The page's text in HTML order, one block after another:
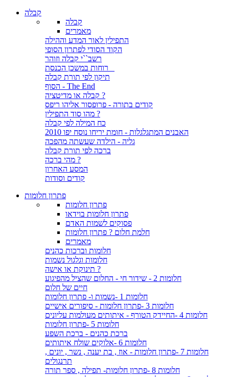
קבלה
קבלה
מאמרים
התפילין לאור המדע וההילה
הקוד הסודי לפתרון הסופי
רשב``י קבלה וזוהר
תיקון לפי תורת קבלה
הסוף - The End
קבלה או מדיטציה ?
קודים בתורה - פרופסור אליהו ריפס
מהו סוד התפילין ?
כח המילה לפי קבלה
האבנים המתגלגלות - חומת יריחו נוסח יפו 2010
גליה - הילדה שעשתה מהפכה
ברכה לפי תורת קבלה
מהי ברכה ?
המסע האחרון
קודים וסודות
פתרון חלומות
פתרון חלומות
פתרון חלומות בוידאו
פסוקים לשמות האדם
חלמת חלום ? פתרון חלומות
מאמרים
חלומות וברכות כהנים
חלומות וגלגול נשמות
תינוקת או אישה ?
חלומות 2 - שידור חי - החלום שהציל מהפיגוע
חיים של חלום
חלומות 1 -נשמות ו- פתרון חלומות
חלומות 3 -פתרון חלומות - סיפורים אישיים
חלומות 4 -החיידק הטורף - איתותים מעולמות עליונים
חלומות 5 -פתרון חלומות
ברכת כהנים - ברכת השפע
חלומות 6 -אלוקים שולח איתותים
חלומות 7 -פתרון חלומות - אוז , בת יענה , נשר , יונים ,
תרנגולים
חלומות 8 -פתרון חלומות- תפילה , ספר תורה